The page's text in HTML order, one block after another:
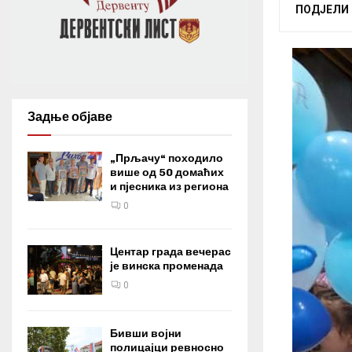
ПОДЈЕЛИ
Задње објаве
„Прљачу“ походило
више од 50 домаћих
и пјесника из региона
0
Центар града вечерас
је винска променада
0
Бивши војни
полицајци ревносно